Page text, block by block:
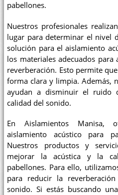
pabellones.
Nuestros profesionales
lugar para determinar el nivel
solución para el aislamiento
los materiales adecuados
reverberación. Esto permite
forma clara y limpia. Además,
ayudan a disminuir el ruido
calidad del sonido.
En Aislamientos Manisa,
aislamiento acústico para
Nuestros productos y
mejorar la acústica y la
pabellones. Para ello,
para reducir la
sonido. Si estás buscando